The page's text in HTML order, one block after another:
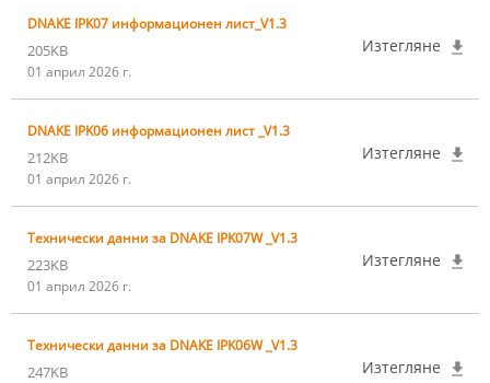
DNAKE IPK07 информационен лист_V1.3
205KB
01 април 2026 г.
Изтегляне
DNAKE IPK06 информационен лист _V1.3
212KB
01 април 2026 г.
Изтегляне
Технически данни за DNAKE IPK07W _V1.3
223KB
01 април 2026 г.
Изтегляне
Технически данни за DNAKE IPK06W _V1.3
247KB Изтегляне